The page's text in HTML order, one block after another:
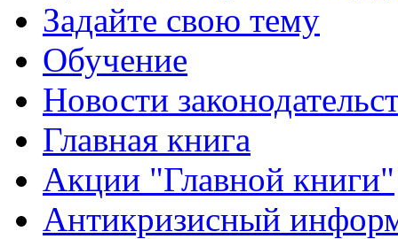
Задайте свою тему
Обучение
Новости
Главная книга
Акции "Главной книги"
Антикризисный